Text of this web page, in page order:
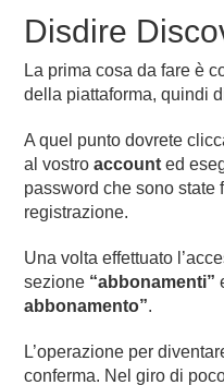
Disdire
La prima cosa da fare è
della piattaforma, quindi
A quel punto dovrete
al vostroaccount ed
password che sono state
registrazione.
Una volta effettuato
sezione “abbonamenti”
abbonamento”.
L’operazione per
conferma. Nel giro di